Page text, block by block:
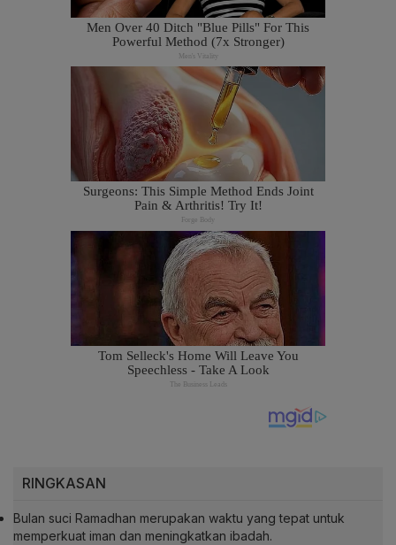
RINGKASAN
Bulan suci Ramadhan merupakan waktu yang tepat untuk
memperkuat iman dan meningkatkan ibadah.